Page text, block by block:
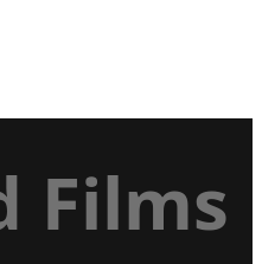
Films